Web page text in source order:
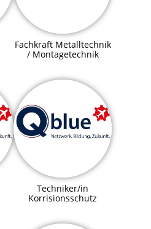
Fachkraft Metalltechnik
/ Montagetechnik
Techniker/in
Korrisionsschutz